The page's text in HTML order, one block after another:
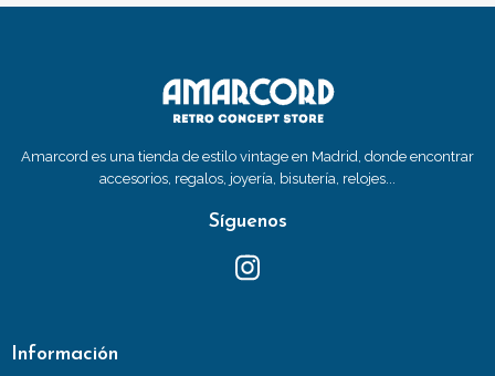
Amarcord es una tienda de estilo vintage en Madrid, donde encontrar
accesorios, regalos, joyería, bisutería, relojes...
Síguenos
Información